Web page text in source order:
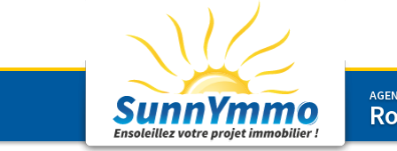
PROPRIÉTÉ 260 M
CHÉNAS